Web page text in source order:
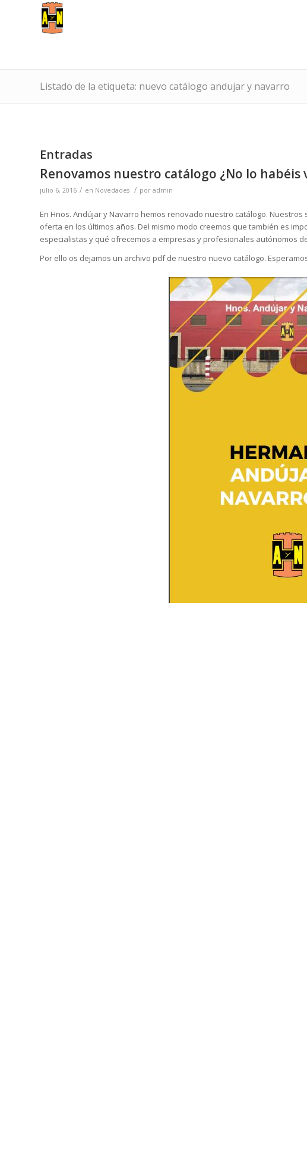
Listado de la etiqueta: nuevo catálogo andujar y navarro
Entradas
Renovamos nuestro catálogo ¿No lo habéis
julio 6, 2016 / en Novedades / por admin
En Hnos. Andújar y Navarro hemos renovado nuestro catálogo.
oferta en los últimos años. Del mismo modo creemos que también es
especialistas y qué ofrecemos a empresas y profesionales autónomos
Por ello os dejamos un archivo pdf de nuestro nuevo catálogo.